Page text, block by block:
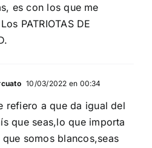
es con los que me
PATRIOTAS DE
10/03/2022 en 00:34
refiero a que da igual del
que seas,lo que importa
que somos blancos,seas